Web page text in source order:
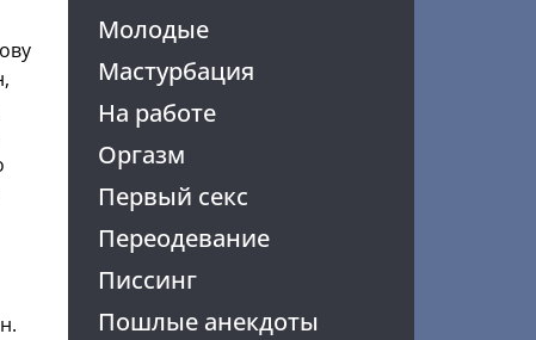
Молодые
Мастурбация
На работе
Оргазм
Первый секс
Переодевание
Писсинг
Пошлые анекдоты